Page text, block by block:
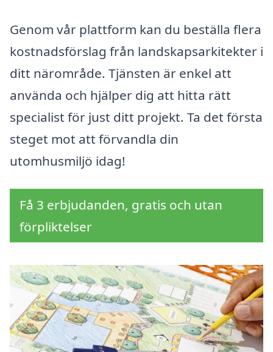
Genom vår plattform kan du beställa flera
kostnadsförslag från landskapsarkitekter i
ditt närområde. Tjänsten är enkel att
använda och hjälper dig att hitta rätt
specialist för just ditt projekt. Ta det första
steget mot att förvandla din
utomhusmiljö idag!
Få 3 erbjudanden, gratis och utan
förpliktelser